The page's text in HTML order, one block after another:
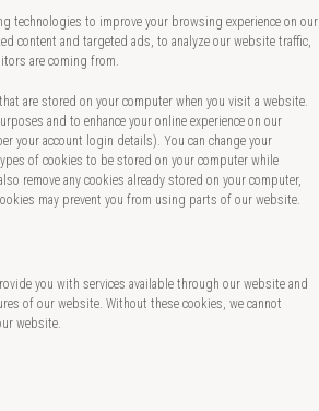
technologies to improve your browsing experience on our
content and targeted ads, to analyze our website traffic,
are coming from.
are stored on your computer when you visit a website.
and to enhance your online experience on our
your account login details). You can change your
of cookies to be stored on your computer while
remove any cookies already stored on your computer,
may prevent you from using parts of our website.
you with services available through our website and
of our website. Without these cookies, we cannot
website.